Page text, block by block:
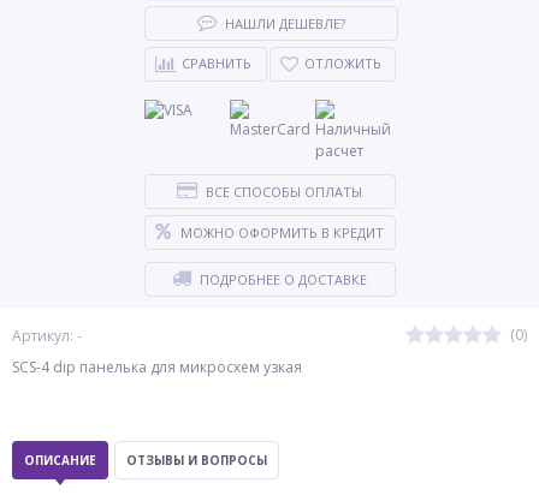
Артикул: -
(0)
SCS-4 dip панелька для микросхем узкая
НАШЛИ ДЕШЕВЛЕ?
СРАВНИТЬ ОТЛОЖИТЬ
ВСЕ СПОСОБЫ ОПЛАТЫ
МОЖНО ОФОРМИТЬ В КРЕДИТ
ПОДРОБНЕЕ О ДОСТАВКЕ
ОПИСАНИЕ ОТЗЫВЫ И ВОПРОСЫ